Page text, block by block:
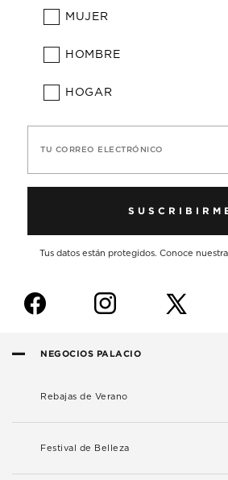
MUJER
HOMBRE
HOGAR
TU CORREO ELECTRÓNICO
Tus datos están protegidos. Conoce nuestra
f i
NEGOCIOS PALACIO
Rebajas de Verano
Festival de Belleza